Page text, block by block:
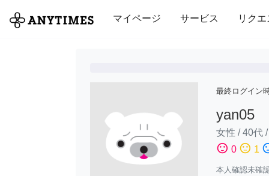
マイページ サービス リクエ
全て 修理・組立 家事 引っ越し
最終ログイン
yan05
女性 /40代 /
sentiment_satisfied 0 sentiment_neutral 1
本人確認未確